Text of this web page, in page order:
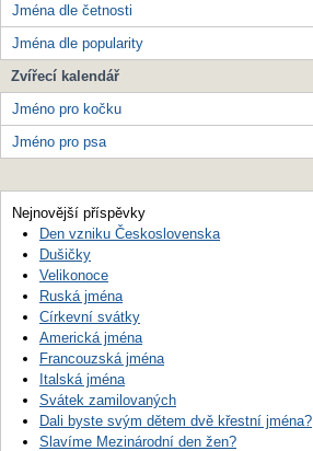
Jména dle četnosti
Jména dle popularity
Zvířecí kalendář
Jméno pro kočku
Jméno pro psa
Nejnovější příspěvky
Den vzniku Československa
Dušičky
Velikonoce
Ruská jména
Církevní svátky
Americká jména
Francouzská jména
Italská jména
Svátek zamilovaných
Dali byste svým dětem dvě křestní jména?
Slavíme Mezinárodní den žen?